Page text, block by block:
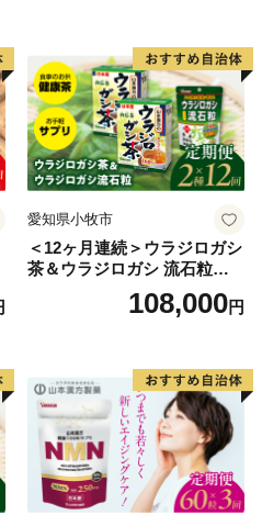
ので、ご住所にお間違いがな
さい。
明で配達ができない場合は、
返送させていただきますの
のお届けができかねる地域が
汚損・不良およびご注文と異
認できる写真などをメールに
愛知県小牧市
＜12ヶ月連続＞ウラジロガシ
茶＆ウラジロガシ 流石粒
山本漢方 定期便108,000円